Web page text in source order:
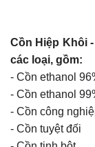
Cồn Hiệp Khôi
các loại, gồm:
- Cồn ethanol
- Cồn ethanol
- Cồn công
- Cồn tuyệt đối